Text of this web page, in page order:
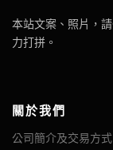
本站文案、照片，
力打拼。
關於我們
公司簡介及交易方式